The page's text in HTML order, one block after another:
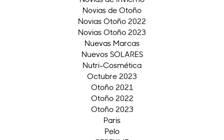
Novias de Otoño
Novias Otoño 2022
Novias Otoño 2023
Nuevas Marcas
Nuevos SOLARES
Nutri-Cosmética
Octubre 2023
Otoño 2021
Otoño 2022
Otoño 2023
Paris
Pelo